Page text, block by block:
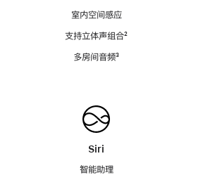
室内空间感应
支持立体声组合脚
²
多房间音频脚
³
Siri
智能助理